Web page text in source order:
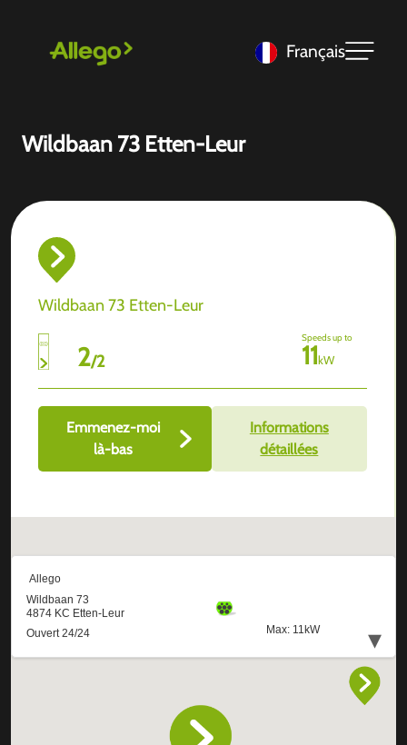
Français
Wildbaan 73 Etten-Leur
Wildbaan 73 Etten-Leur
2/2
Speeds up to
11kW
Emmenez-moi
là-bas
Informations
détaillées